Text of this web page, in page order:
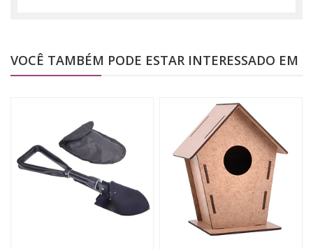
VOCÊ TAMBÉM PODE ESTAR INTERESSADO EM